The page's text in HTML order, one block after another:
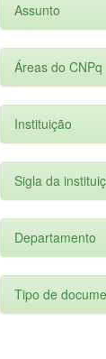
Assunto
Áreas do CNPq
Instituição
Sigla da
Departamento
Tipo de